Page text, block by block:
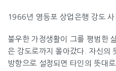
1966년 영등포 상업은행 강도 사
불우한 가정생활이 그를 평범한
은 강도로까지 몰아갔다. 자신의
방향으로 설정되면 타인의 뜻대